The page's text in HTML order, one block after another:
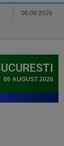
06.08.2026